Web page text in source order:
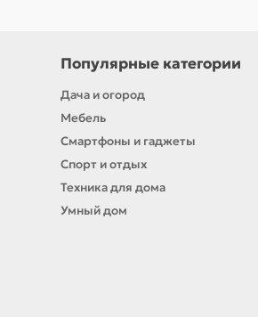
Популярные категории
Дача и огород
Мебель
Смартфоны и гаджеты
Спорт и отдых
Техника для дома
Умный дом